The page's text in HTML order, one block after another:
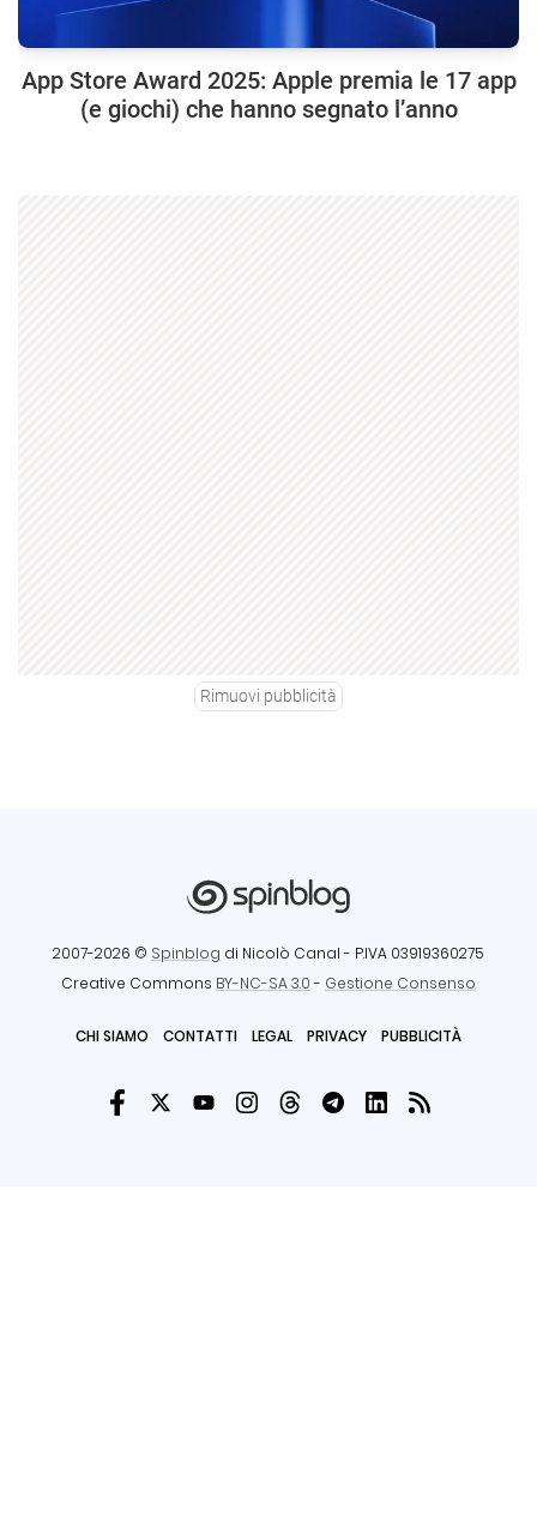
App Store Award 2025: Apple premia le 17 app
(e giochi) che hanno segnato l’anno
Rimuovi pubblicità
2007-2026 © Spinblog di Nicolò Canal - P.IVA 03919360275
Creative Commons BY-NC-SA 3.0- Gestione Consenso
CHI SIAMO CONTATTI LEGAL PRIVACY PUBBLICITÀ